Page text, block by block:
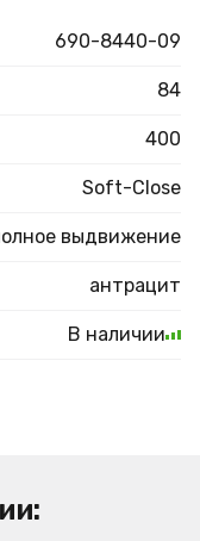
690-8440-09
84
400
Soft-Close
выдвижение
антрацит
В наличии